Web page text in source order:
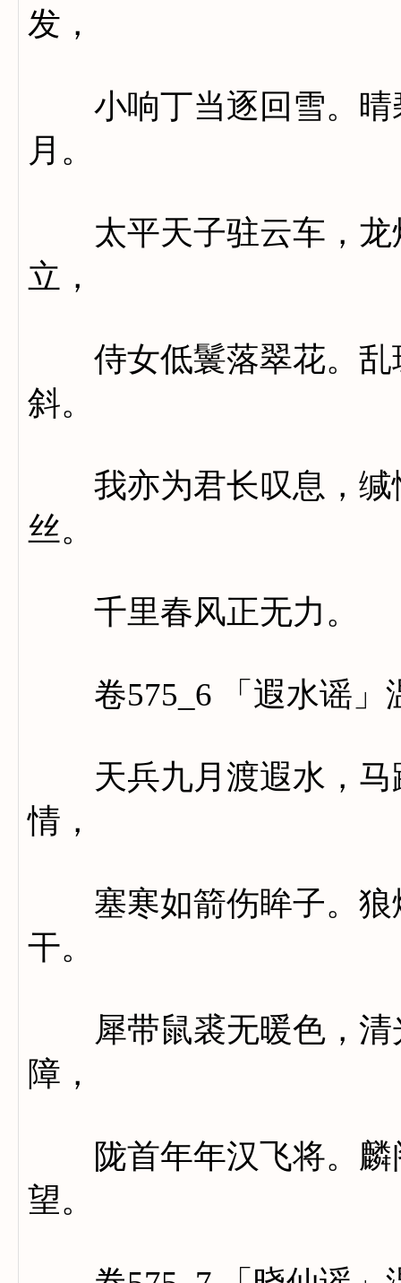
发，
小响丁当逐回雪。晴
月。
太平天子驻云车，龙
立，
侍女低鬟落翠花。乱
斜。
我亦为君长叹息，缄
丝。
千里春风正无力。
卷575_6 「遐水谣」
天兵九月渡遐水，马
情，
塞寒如箭伤眸子。狼
干。
犀带鼠裘无暖色，清
障，
陇首年年汉飞将。麟
望。